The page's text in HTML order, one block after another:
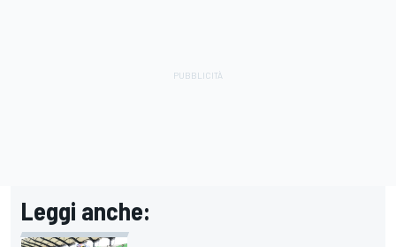
Leggi anche: